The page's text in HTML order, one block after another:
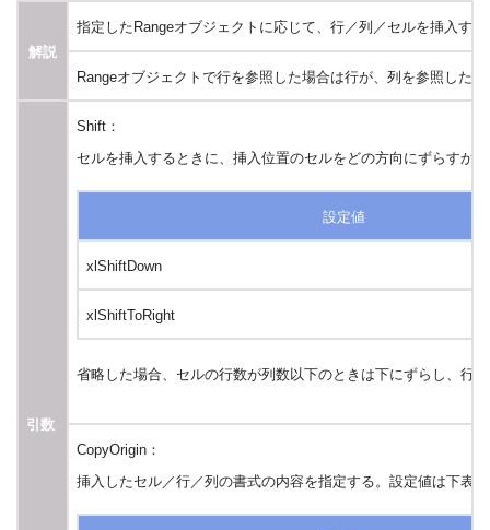
解説
指定したRangeオブジェクトに応じて、行／列／セルを挿入する
Rangeオブジェクトで行を参照した場合は行が、列を参照した
引数
Shift：
セルを挿入するときに、挿入位置のセルをどの方向にずらすか
設定値
xlShiftDown
xlShiftToRight
省略した場合、セルの行数が列数以下のときは下にずらし、行
CopyOrigin：
挿入したセル／行／列の書式の内容を指定する。設定値は下表